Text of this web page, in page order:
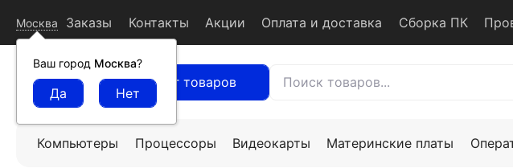
Москва
Ваш город Москва?
Заказы Контакты Акции Оплата и доставка Сборка ПК
Каталог товаров
Компьютеры Процессоры Видеокарты Материнские платы